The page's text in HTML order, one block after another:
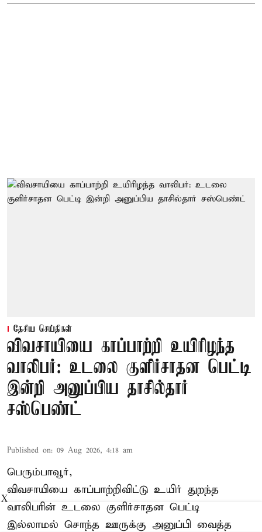
தேசிய செய்திகள்
விவசாயியை காப்பாற்றி உயிரிழந்த
வாலிபர்: உடலை குளிர்சாதன பெட்டி
இன்றி அனுப்பிய தாசில்தார்
சஸ்பெண்ட்
Published on: 09 Aug 2026, 4:18 am
பெரும்பாவூர்,
விவசாயியை காப்பாற்றிவிட்டு உயிர் துறந்த
வாலிபரின் உடலை குளிர்சாதன பெட்டி
இல்லாமல் சொந்த ஊருக்கு அனுப்பி வைத்த
X